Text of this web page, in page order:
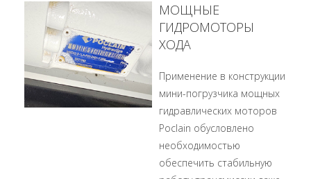
МОЩНЫЕ
ГИДРОМОТОРЫ
ХОДА
Применение в конструкции
мини-погрузчика мощных
гидравлических моторов
Poclain обусловлено
необходимостью
обеспечить стабильную